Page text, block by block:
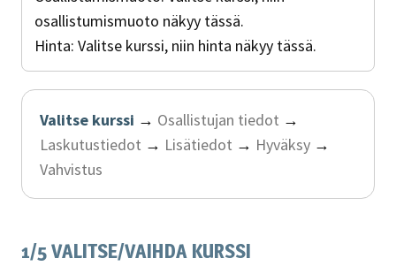
osallistumismuoto näkyy tässä.
Hinta:Valitse kurssi, niin hinta näkyy tässä.
Valitse kurssi → Osallistujan tiedot →
Laskutustiedot → Lisätiedot → Hyväksy →
Vahvistus
1/5 VALITSE/VAIHDA KURSSI